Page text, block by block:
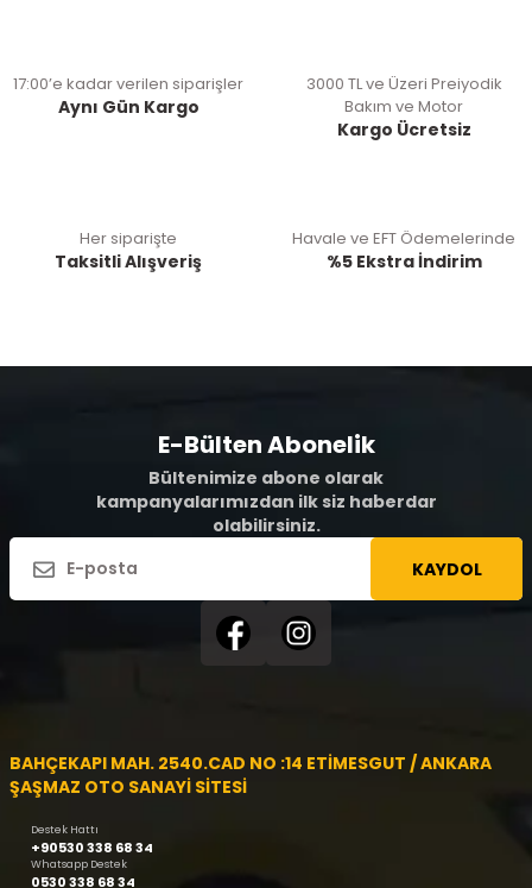
17:00’e kadar verilen siparişler
Aynı Gün Kargo
3000 TL ve Üzeri Preiyodik
Bakım ve Motor
Kargo Ücretsiz
Her siparişte
Taksitli Alışveriş
Havale ve EFT Ödemelerinde
%5 Ekstra İndirim
E-Bülten Abonelik
Bültenimize abone olarak
kampanyalarımızdan ilk siz haberdar
olabilirsiniz.
KAYDOL
BAHÇEKAPI MAH. 2540.CAD NO :14 ETİMESGUT / ANKARA
ŞAŞMAZ OTO SANAYİ SİTESİ
Destek Hattı
+90530 338 68 34
Whatsapp Destek
0530 338 68 34